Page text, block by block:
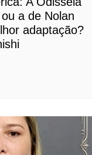
a de Nolan
adaptação?